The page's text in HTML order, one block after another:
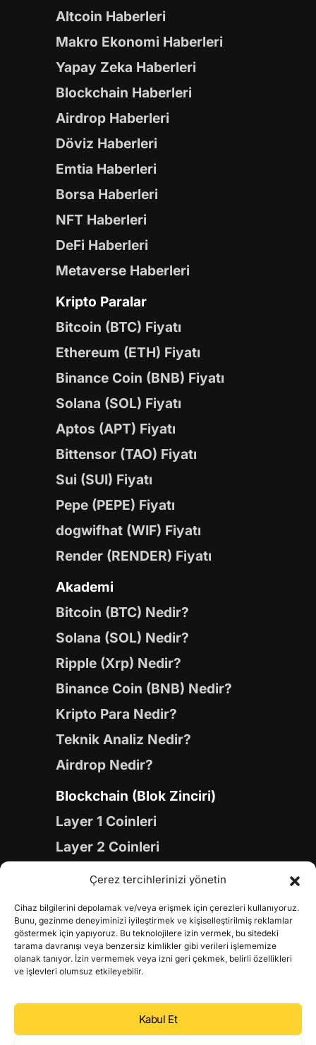
Çerez tercihlerinizi yönetin
Cihaz bilgilerini depolamak ve/veya erişmek için çerezleri kullanıyoruz.
Bunu, gezinme deneyiminizi iyileştirmek ve kişiselleştirilmiş reklamlar
göstermek için yapıyoruz. Bu teknolojilere izin vermek, bu sitedeki
tarama davranışı veya benzersiz kimlikler gibi verileri işlememize
olanak tanıyor. İzin vermemek veya izni geri çekmek, belirli özellikleri
ve işlevleri olumsuz etkileyebilir.
Kabul Et
Altcoin Haberleri
Makro Ekonomi Haberleri
Yapay Zeka Haberleri
Blockchain Haberleri
Airdrop Haberleri
Döviz Haberleri
Emtia Haberleri
Borsa Haberleri
NFT Haberleri
DeFi Haberleri
Metaverse Haberleri
Kripto Paralar
Bitcoin (BTC) Fiyatı
Ethereum (ETH) Fiyatı
Binance Coin (BNB) Fiyatı
Solana (SOL) Fiyatı
Aptos (APT) Fiyatı
Bittensor (TAO) Fiyatı
Sui (SUI) Fiyatı
Pepe (PEPE) Fiyatı
dogwifhat (WIF) Fiyatı
Render (RENDER) Fiyatı
Akademi
Bitcoin (BTC) Nedir?
Solana (SOL) Nedir?
Ripple (Xrp) Nedir?
Binance Coin (BNB) Nedir?
Kripto Para Nedir?
Teknik Analiz Nedir?
Airdrop Nedir?
Blockchain (Blok Zinciri)
Layer 1 Coinleri
Layer 2 Coinleri
Yapay Zeka (AI) Coinleri
Gaming Coinleri
RWA Coinleri
DeFi Coinleri
DePIN Coinleri
Metaverse Coinleri